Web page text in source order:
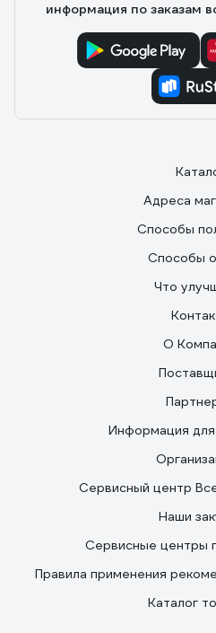
информация по заказам
Адреса
Способы
Способы
Что
О
Информация
Сервисный центр
Наши
Сервисные центры
Правила применения
Каталог